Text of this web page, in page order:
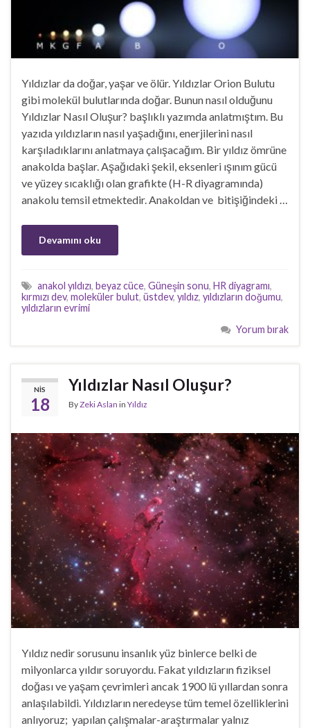
Yıldızlar da doğar, yaşar ve ölür. Yıldızlar Orion Bulutu
gibi molekül bulutlarında doğar. Bunun nasıl olduğunu
Yıldızlar Nasıl Oluşur? başlıklı yazımda anlatmıştım. Bu
yazıda yıldızların nasıl yaşadığını, enerjilerini nasıl
karşıladıklarını anlatmaya çalışacağım. Bir yıldız ömrüne
anakolda başlar. Aşağıdaki şekil, eksenleri ışınım gücü
ve yüzey sıcaklığı olan grafikte (H-R diyagramında)
anakolu temsil etmektedir. Anakoldan ve bitişiğindeki …
Devamını oku
anakol yıldızı, beyaz cüce, Güneşin sonu, HR diyagramı,
kırmızı dev, moleküler bulut, üstdev, yıldız, yıldızların doğumu,
yıldızların evrimi
Yorum bırak
NIS
18
Yıldızlar Nasıl Oluşur?
ByZeki Aslan in Yıldız
Yıldız nedir sorusunu insanlık yüz binlerce belki de
milyonlarca yıldır soruyordu. Fakat yıldızların fiziksel
doğası ve yaşam çevrimleri ancak 1900 lü yıllardan sonra
anlaşılabildi. Yıldızların neredeyse tüm temel özelliklerini
anlıyoruz; yapılan çalışmalar-araştırmalar yalnız